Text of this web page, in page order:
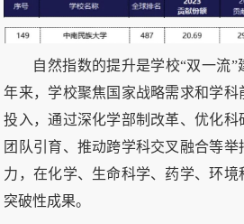
自然指数的提升是学校“双一流
年来，学校聚焦国家战略需求和学
投入，通过深化学部制改革、优化
团队引育、推动跨学科交叉融合等
力，在化学、生命科学、药学、环境
突破性成果。